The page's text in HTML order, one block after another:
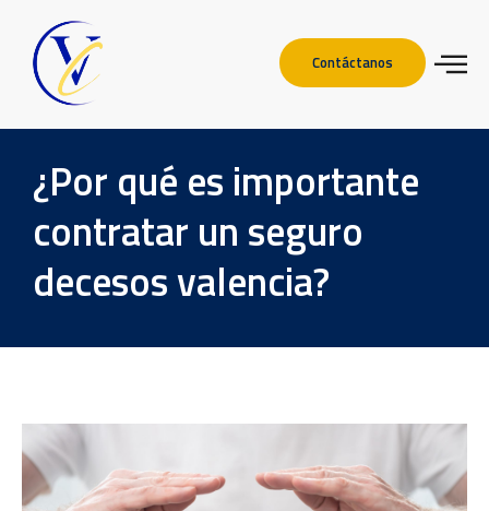
Contáctanos
¿Por qué es importante
contratar un seguro
decesos valencia?